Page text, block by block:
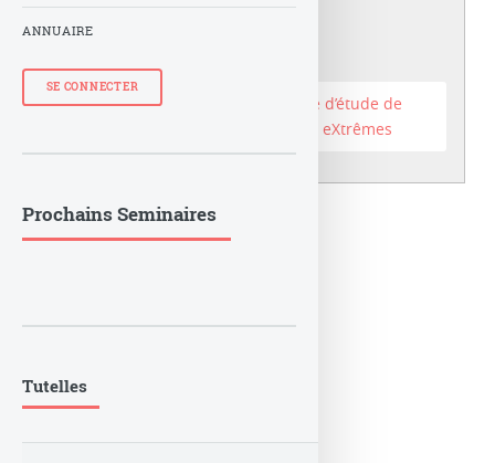
Accéder au site du Laboratoire d’étude de
l’Univers et des phénomènes eXtrêmes
ANNUAIRE
SE CONNECTER
Prochains Seminaires
Tutelles